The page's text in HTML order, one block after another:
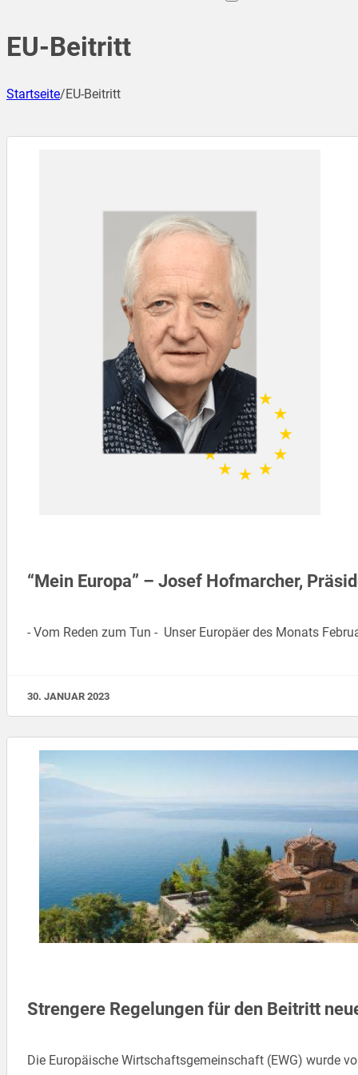
EU-Beitritt
Startseite/EU-Beitritt
“Mein Europa” – Josef Hofmarcher,
- Vom Reden zum Tun - Unser Europäer des Monats
30. JANUAR 2023
Strengere Regelungen für den Beitritt
Die Europäische Wirtschaftsgemeinschaft (EWG) wurde